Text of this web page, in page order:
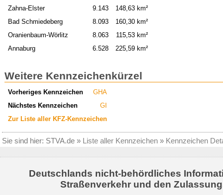
Zahna-Elster
9.143
148,63 km²
Bad Schmiedeberg
8.093
160,30 km²
Oranienbaum-Wörlitz
8.063
115,53 km²
Annaburg
6.528 225,59 km²
Weitere Kennzeichenkürzel
Vorheriges Kennzeichen
GHA
Nächstes Kennzeichen
GI
Zur Liste aller KFZ-Kennzeichen
Sie sind hier: STVA.de » Liste aller Kennzeichen » Kennzeichen
Deutschlands nicht-behördliches
Straßenverkehr und den